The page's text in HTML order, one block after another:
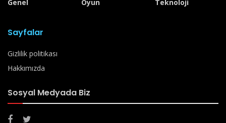
Genel
Oyun
Teknoloji
Sayfalar
Gizlilik politikası
Hakkımızda
Sosyal Medyada Biz